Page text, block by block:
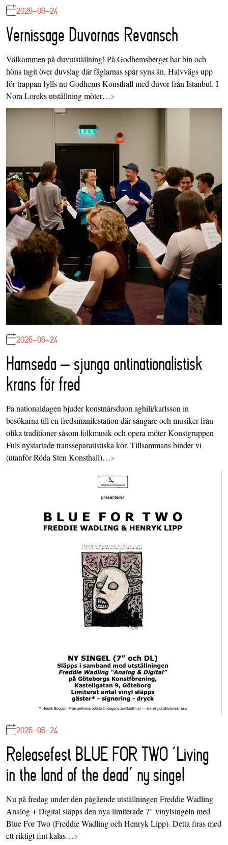
2026-06-24
Vernissage Duvornas Revansch
Välkommen på duvutställning! På Godhemsberget har bin och
höns tagit över duvslag där fåglarnas spår syns än. Halvvägs upp
för trappan fylls nu Godhems Konsthall med duvor från Istanbul. I
Nora Loreks utställning möter…>
2026-06-24
Hamseda – sjunga antinationalistisk
krans för fred
På nationaldagen bjuder konstnärsduon aghili/karlsson in
besökarna till en fredsmanifestation där sångare och musiker från
olika traditioner såsom folkmusik och opera möter Konstgruppen
Fuls nystartade transseparatistiska kör. Tillsammans binder vi
(utanför Röda Sten Konsthall)…>
2026-06-24
Releasefest BLUE FOR TWO ‘Living
in the land of the dead’ ny singel
Nu på fredag under den pågående utställningen Freddie Wadling
Analog + Digital släpps den nya limiterade 7" vinylsingeln med
Blue For Two (Freddie Wadling och Henryk Lipp). Detta firas med
ett riktigt fint kalas…>